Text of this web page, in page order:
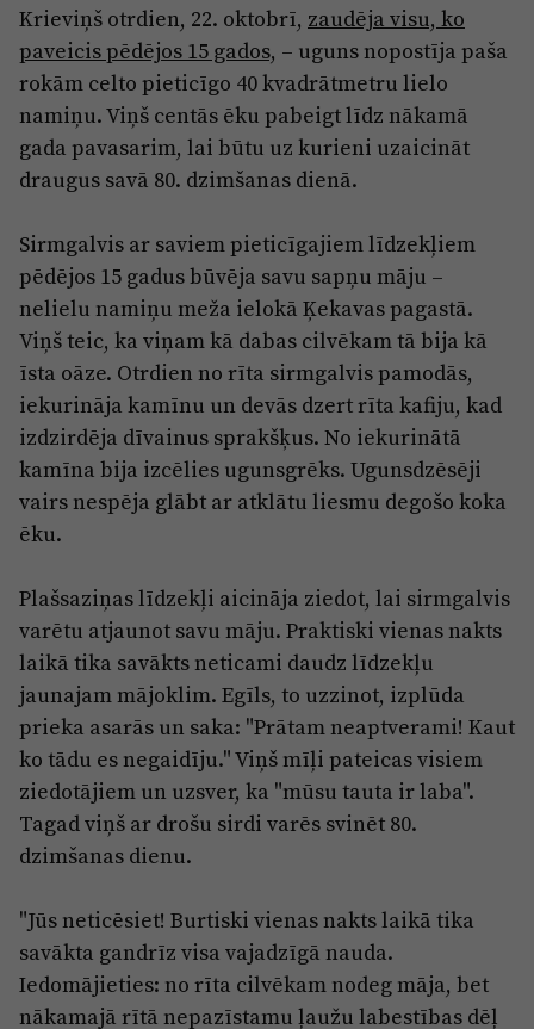
Par laikrakstu
Privātuma politika
Ētikas kodekss
Lietošanas noteikumi
Pārredzamības paziņojumi
Krieviņš otrdien, 22. oktobrī, zaudēja visu, ko
paveicis pēdējos 15 gados, – uguns nopostīja paša
rokām celto pieticīgo 40 kvadrātmetru lielo
namiņu. Viņš centās ēku pabeigt līdz nākamā
gada pavasarim, lai būtu uz kurieni uzaicināt
draugus savā 80. dzimšanas dienā.
Sirmgalvis ar saviem pieticīgajiem līdzekļiem
pēdējos 15 gadus būvēja savu sapņu māju –
nelielu namiņu meža ielokā Ķekavas pagastā.
Viņš teic, ka viņam kā dabas cilvēkam tā bija kā
īsta oāze. Otrdien no rīta sirmgalvis pamodās,
iekurināja kamīnu un devās dzert rīta kafiju, kad
izdzirdēja dīvainus sprakšķus. No iekurinātā
kamīna bija izcēlies ugunsgrēks. Ugunsdzēsēji
vairs nespēja glābt ar atklātu liesmu degošo koka
ēku.
Plašsaziņas līdzekļi aicināja ziedot, lai sirmgalvis
varētu atjaunot savu māju. Praktiski vienas nakts
laikā tika savākts neticami daudz līdzekļu
jaunajam mājoklim. Egīls, to uzzinot, izplūda
prieka asarās un saka: "Prātam neaptverami! Kaut
ko tādu es negaidīju." Viņš mīļi pateicas visiem
ziedotājiem un uzsver, ka "mūsu tauta ir laba".
Tagad viņš ar drošu sirdi varēs svinēt 80.
dzimšanas dienu.
"Jūs neticēsiet! Burtiski vienas nakts laikā tika
savākta gandrīz visa vajadzīgā nauda.
Iedomājieties: no rīta cilvēkam nodeg māja, bet
nākamajā rītā nepazīstamu ļaužu labestības dēļ